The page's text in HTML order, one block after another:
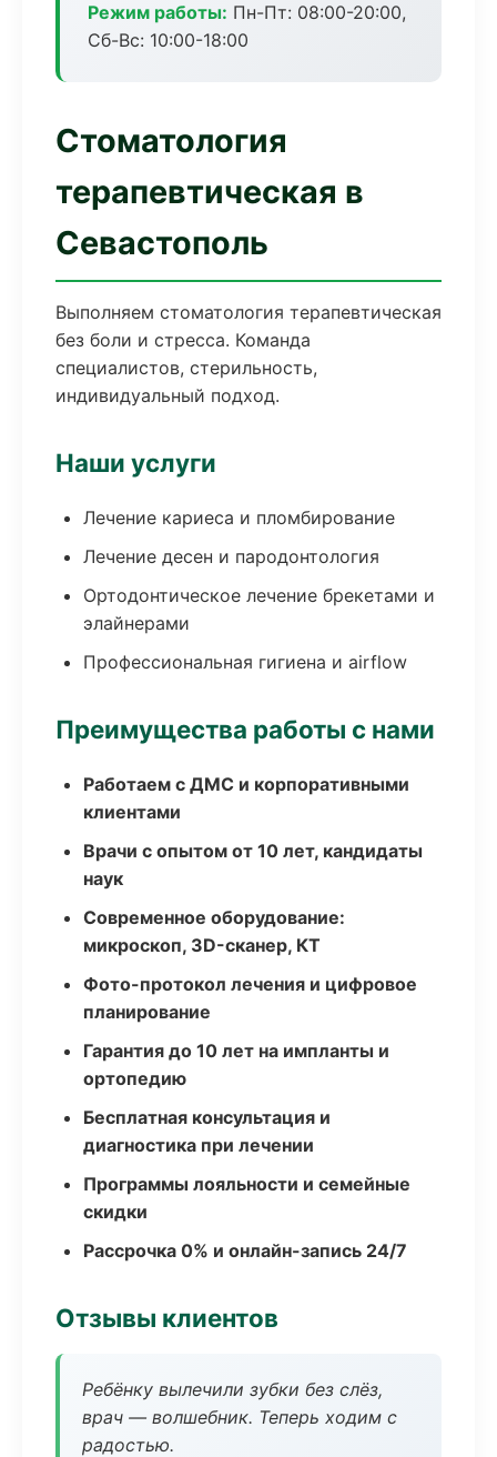
Режим работы: Пн-Пт: 08:00-20:00,
Сб-Вс: 10:00-18:00
Стоматология
терапевтическая в
Севастополь
Выполняем стоматология терапевтическая
без боли и стресса. Команда
специалистов, стерильность,
индивидуальный подход.
Наши услуги
Лечение кариеса и пломбирование
Лечение десен и пародонтология
Ортодонтическое лечение брекетами и
элайнерами
Профессиональная гигиена и airflow
Преимущества работы с нами
Работаем с ДМС и корпоративными
клиентами
Врачи с опытом от 10 лет, кандидаты
наук
Современное оборудование:
микроскоп, 3D-сканер, КТ
Фото-протокол лечения и цифровое
планирование
Гарантия до 10 лет на импланты и
ортопедию
Бесплатная консультация и
диагностика при лечении
Программы лояльности и семейные
скидки
Рассрочка 0% и онлайн-запись 24/7
Отзывы клиентов
Ребёнку вылечили зубки без слёз,
врач — волшебник. Теперь ходим с
радостью.